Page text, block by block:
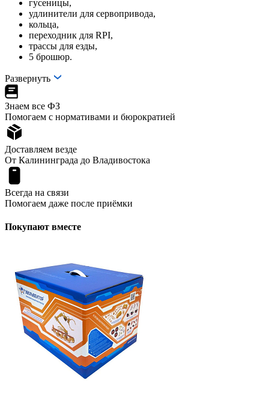
гусеницы,
удлинители для сервопривода,
кольца,
переходник для RPI,
трассы для езды,
5 брошюр.
Развернуть
Знаем все ФЗ
Помогаем с нормативами и бюрократией
Доставляем везде
От Калининграда до Владивостока
Всегда на связи
Помогаем даже после приёмки
Покупают вместе